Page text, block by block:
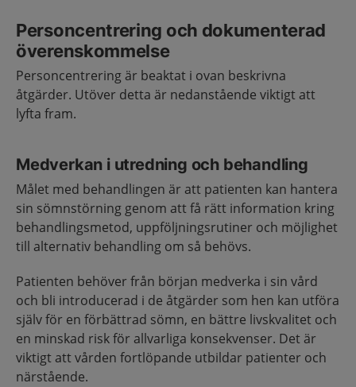
Personcentrering och dokumenterad
överenskommelse
Personcentrering är beaktat i ovan beskrivna
åtgärder. Utöver detta är nedanstående viktigt att
lyfta fram.
Medverkan i utredning och behandling
Målet med behandlingen är att patienten kan hantera
sin sömnstörning genom att få rätt information kring
behandlingsmetod, uppföljningsrutiner och möjlighet
till alternativ behandling om så behövs.
Patienten behöver från början medverka i sin vård
och bli introducerad i de åtgärder som hen kan utföra
själv för en förbättrad sömn, en bättre livskvalitet och
en minskad risk för allvarliga konsekvenser​. Det är
viktigt att vården fortlöpande utbildar patienter och
närstående.